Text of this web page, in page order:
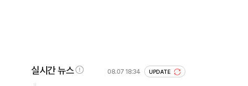
실시간 뉴스 08.07 18:34 UPDATE